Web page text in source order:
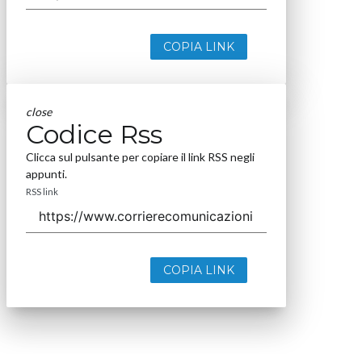
COPIA LINK
close
Codice Rss
Clicca sul pulsante per copiare il link RSS negli
appunti.
RSS link
COPIA LINK